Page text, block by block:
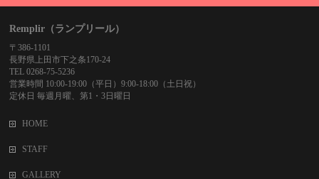
Remplir（ランプリール）
〒386-1101
長野県上田市下之条170-24
TEL 0268-75-5236
営業時間 10:00-19:00（平日）9:00-18:00（土日祝）
定休日 毎週月曜、第1・3日曜日
HOME
STAFF
GALLERY